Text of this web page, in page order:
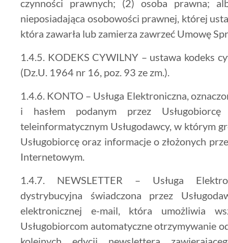
czynności prawnych; (2) osoba prawna;
nieposiadająca osobowości prawnej, której
która zawarła lub zamierza zawrzeć Umowę
1.4.5. KODEKS CYWILNY – ustawa kodeks
(Dz.U. 1964 nr 16, poz. 93 ze zm.).
1.4.6. KONTO – Usługa Elektroniczna,
i hasłem podanym przez
teleinformatycznym Usługodawcy, w którym
Usługobiorcę oraz informacje o złożonych
Internetowym.
1.4.7. NEWSLETTER – Usługa
dystrybucyjna świadczona przez
elektronicznej e-mail, która umożliwia
Usługobiorcom automatyczne otrzymywanie